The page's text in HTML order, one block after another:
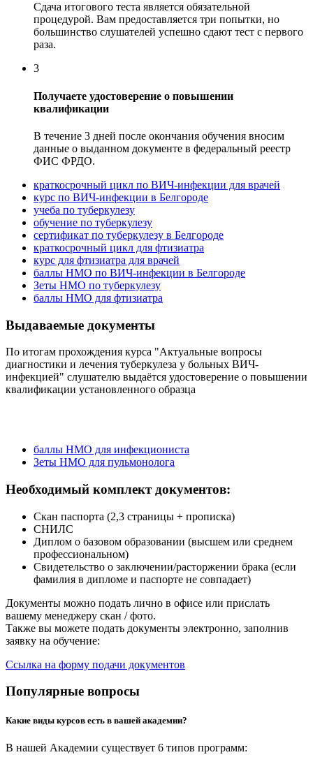
Сдача итогового теста является обязательной
процедурой. Вам предоставляется три попытки, но
большинство слушателей успешно сдают тест с первого
раза.
3
Получаете удостоверение о повышении
квалификации
В течение 3 дней после окончания обучения вносим
данные о выданном документе в федеральный реестр
ФИС ФРДО.
краткосрочный цикл по ВИЧ-инфекции для врачей
курс по ВИЧ-инфекции в Белгороде
учеба по туберкулезу
обучение по туберкулезу
сертификат по туберкулезу в Белгороде
краткосрочный цикл для фтизиатра
курс для фтизиатра для врачей
баллы НМО по ВИЧ-инфекции в Белгороде
Зеты НМО по туберкулезу
баллы НМО для фтизиатра
Выдаваемые документы
По итогам прохождения курса "Актуальные вопросы
диагностики и лечения туберкулеза у больных ВИЧ-
инфекцией" слушателю выдаётся удостоверение о повышении
квалификации установленного образца
баллы НМО для инфекциониста
Зеты НМО для пульмонолога
Необходимый комплект документов:
Скан паспорта (2,3 страницы + прописка)
СНИЛС
Диплом о базовом образовании (высшем или среднем
профессиональном)
Свидетельство о заключении/расторжении брака (если
фамилия в дипломе и паспорте не совпадает)
Документы можно подать лично в офисе или прислать
вашему менеджеру скан / фото.
Также вы можете подать документы электронно, заполнив
заявку на обучение:
Ссылка на форму подачи документов
Популярные вопросы
Какие виды курсов есть в вашей академии?
В нашей Академии существует 6 типов программ: